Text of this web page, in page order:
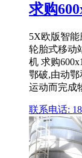
求购
5X欧版智
轮胎式移动
机 求购
鄂破,由动
运动而完成
联系电话: